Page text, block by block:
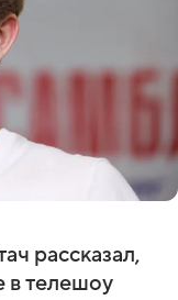
рассказал,
в телешоу